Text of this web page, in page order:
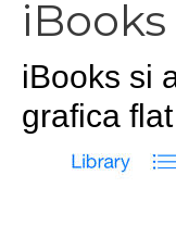
iBooks
iBooks si
grafica flat